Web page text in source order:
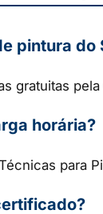
pintura do
gratuitas
horária?
para